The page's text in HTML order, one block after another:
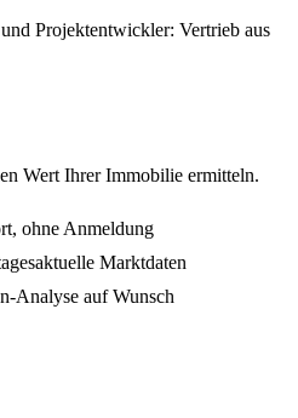
Projektentwickler: Vertrieb aus
Wert Ihrer Immobilie ermitteln.
ohne Anmeldung
Marktdaten
Analyse auf Wunsch